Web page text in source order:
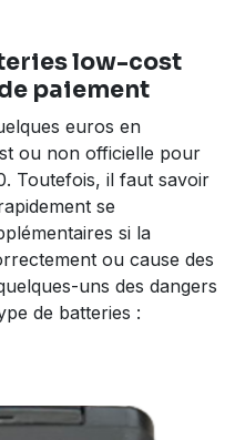
low-cost
paiement
euros en
ou non officielle pour
Toutefois, il faut savoir
se
si la
ou cause des
uns des dangers
de batteries :